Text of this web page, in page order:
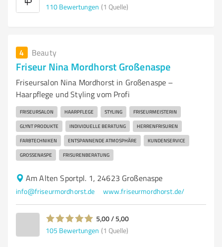
110 Bewertungen (1 Quelle)
4 Beauty
Friseur Nina Mordhorst Großenaspe
Friseursalon Nina Mordhorst in Großenaspe –
Haarpflege und Styling vom Profi
FRISEURSALON HAARPFLEGE STYLING FRISEURMEISTERIN
GLYNT PRODUKTE INDIVIDUELLE BERATUNG HERRENFRISUREN
FARBTECHNIKEN ENTSPANNENDE ATMOSPHÄRE KUNDENSERVICE
GROSSENASPE FRISURENBERATUNG
Am Alten Sportpl. 1, 24623 Großenaspe
info@friseurmordhorst.de www.friseurmordhorst.de/
5,00 / 5,00
105 Bewertungen (1 Quelle)